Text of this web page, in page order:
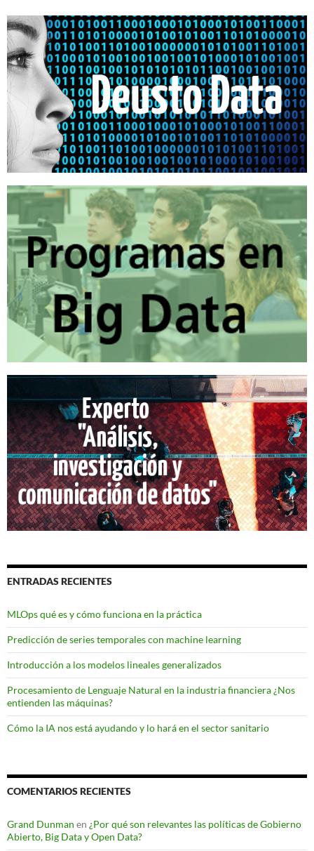
ENTRADAS RECIENTES
MLOps qué es y cómo funciona en la práctica
Predicción de series temporales con machine learning
Introducción a los modelos lineales generalizados
Procesamiento de Lenguaje Natural en la industria financiera ¿Nos
entienden las máquinas?
Cómo la IA nos está ayudando y lo hará en el sector sanitario
COMENTARIOS RECIENTES
Grand Dunman en ¿Por qué son relevantes las políticas de Gobierno
Abierto, Big Data y Open Data?